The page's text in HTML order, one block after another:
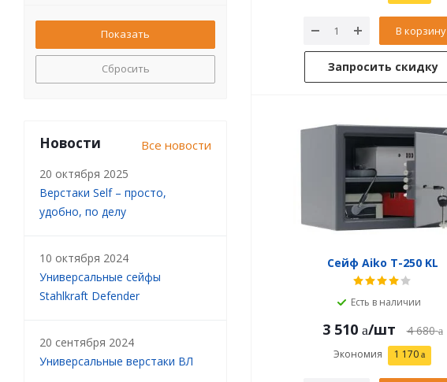
В корзину
Запросить скидку
Сейф Aiko T-250 KL
Есть в наличии
3 510 /шт 4 680
Экономия 1 170
Сбросить
Новости Все новости
20 октября 2025
Верстаки Self – просто,
удобно, по делу
10 октября 2024
Универсальные сейфы
Stahlkraft Defender
20 сентября 2024
Универсальные верстаки ВЛ